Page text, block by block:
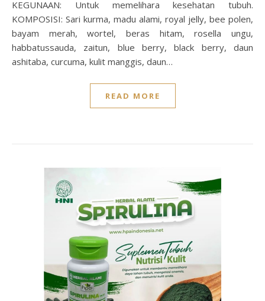
KEGUNAAN: Untuk memelihara kesehatan tubuh.
KOMPOSISI: Sari kurma, madu alami, royal jelly, bee polen,
bayam merah, wortel, beras hitam, rosella ungu,
habbatussauda, zaitun, blue berry, black berry, daun
ashitaba, curcuma, kulit manggis, daun…
READ MORE